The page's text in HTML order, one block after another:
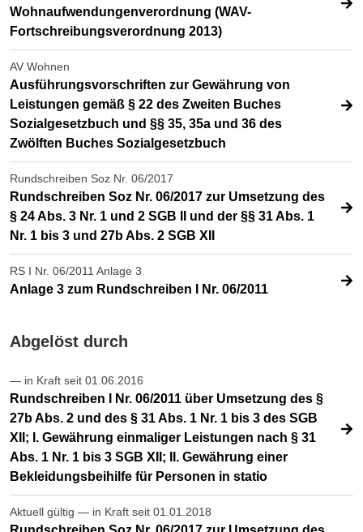
Wohnaufwendungenverordnung (WAV-
Fortschreibungsverordnung 2013)
AV Wohnen
Ausführungsvorschriften zur Gewährung von
Leistungen gemäß § 22 des Zweiten Buches
Sozialgesetzbuch und §§ 35, 35a und 36 des
Zwölften Buches Sozialgesetzbuch
Rundschreiben Soz Nr. 06/2017
Rundschreiben Soz Nr. 06/2017 zur Umsetzung des
§ 24 Abs. 3 Nr. 1 und 2 SGB II und der §§ 31 Abs. 1
Nr. 1 bis 3 und 27b Abs. 2 SGB XII
RS I Nr. 06/2011 Anlage 3
Anlage 3 zum Rundschreiben I Nr. 06/2011
Abgelöst durch
— in Kraft seit 01.06.2016
Rundschreiben I Nr. 06/2011 über Umsetzung des §
27b Abs. 2 und des § 31 Abs. 1 Nr. 1 bis 3 des SGB
XII; I. Gewährung einmaliger Leistungen nach § 31
Abs. 1 Nr. 1 bis 3 SGB XII; II. Gewährung einer
Bekleidungsbeihilfe für Personen in statio
Aktuell gültig — in Kraft seit 01.01.2018